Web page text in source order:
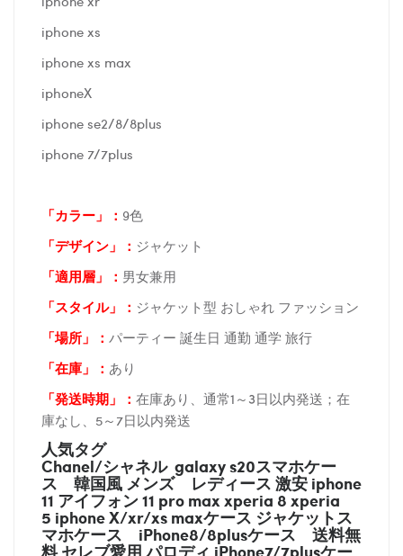
iphone xs
iphone xs max
iphoneX
iphone se2/8/8plus
iphone 7/7plus
「カラー」： 9色
「デザイン」
： ジャケット
「適用層」： 男女兼用
「スタイル」： ジャケット型 おしゃれ ファッション
「場所 」： パーティー 誕生日 通勤 通学 旅行
「在庫 」： あり
「発送時期 」： 在庫あり、通常1～3日以内発送；在
庫なし、5～7日以内発送
人気タグ
Chanel/シャネル galaxy s20スマホケー
ス 韓国風 メンズ レディース 激安 iphone
11 アイフォン 11 pro max xperia 8 xperia
5 iphone X/xr/xs maxケース ジャケットス
マホケース iPhone8/8plusケース 送料無
料 セレブ愛用 パロディ iPhone7/7plusケー